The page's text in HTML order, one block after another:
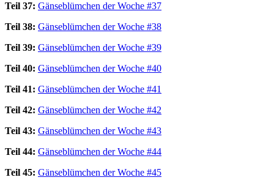
Teil 37: Gänseblümchen der Woche #37
Teil 38: Gänseblümchen der Woche #38
Teil 39: Gänseblümchen der Woche #39
Teil 40: Gänseblümchen der Woche #40
Teil 41: Gänseblümchen der Woche #41
Teil 42: Gänseblümchen der Woche #42
Teil 43: Gänseblümchen der Woche #43
Teil 44: Gänseblümchen der Woche #44
Teil 45: Gänseblümchen der Woche #45